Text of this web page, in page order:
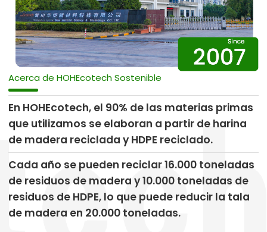
Acerca de HOHEcotech Sostenible
En HOHEcotech, el 90% de las materias primas
que utilizamos se elaboran a partir de harina
de madera reciclada y HDPE reciclado.
Cada año se pueden reciclar 16.000 toneladas
de residuos de madera y 10.000 toneladas de
residuos de HDPE, lo que puede reducir la tala
de madera en 20.000 toneladas.